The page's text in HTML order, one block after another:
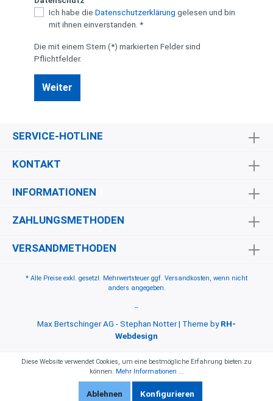
Ich habe die Datenschutzerklärung gelesen und bin
mit ihnen einverstanden. *
Die mit einem Stern (*) markierten Felder sind
Pflichtfelder.
Weiter
SERVICE-HOTLINE
KONTAKT
INFORMATIONEN
ZAHLUNGSMETHODEN
VERSANDMETHODEN
* Alle Preise exkl. gesetzl. Mehrwertsteuer ggf. Versandkosten, wenn nicht
anders angegeben.
--
Max Bertschinger AG - Stephan Notter | Theme byRH-
Webdesign
Diese Website verwendet Cookies, um eine bestmögliche Erfahrung bieten zu
können. Mehr Informationen ...
Ablehnen Konfigurieren